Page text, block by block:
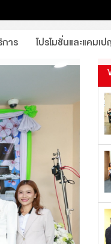
าร โปรโมชั่นและแคมเ